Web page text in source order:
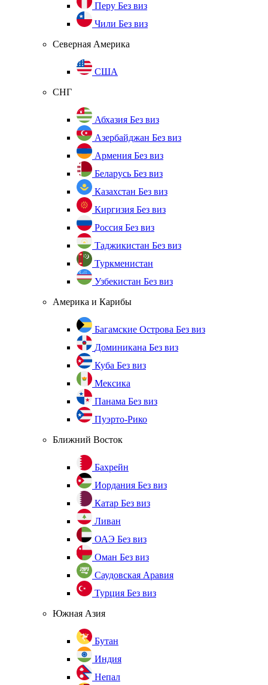
Перу Без виз
Чили Без виз
Северная Америка
США
СНГ
Абхазия Без виз
Азербайджан Без виз
Армения Без виз
Беларусь Без виз
Казахстан Без виз
Киргизия Без виз
Россия Без виз
Таджикистан Без виз
Туркменистан
Узбекистан Без виз
Америка и Карибы
Багамские Острова Без виз
Доминикана Без виз
Куба Без виз
Мексика
Панама Без виз
Пуэрто-Рико
Ближний Восток
Бахрейн
Иордания Без виз
Катар Без виз
Ливан
ОАЭ Без виз
Оман Без виз
Саудовская Аравия
Турция Без виз
Южная Азия
Бутан
Индия
Непал